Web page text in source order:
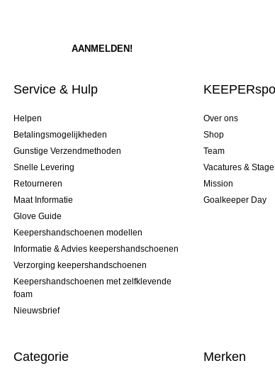
Service & Hulp
Helpen
Betalingsmogelijkheden
Gunstige Verzendmethoden
Snelle Levering
Retourneren
Maat Informatie
Glove Guide
Keepershandschoenen modellen
Informatie & Advies keepershandschoenen
Verzorging keepershandschoenen
Keepershandschoenen met zelfklevende
foam
Nieuwsbrief
Over ons
Shop
Team
Vacatures & Stage
Mission
Goalkeeper Day
Categorie Merken